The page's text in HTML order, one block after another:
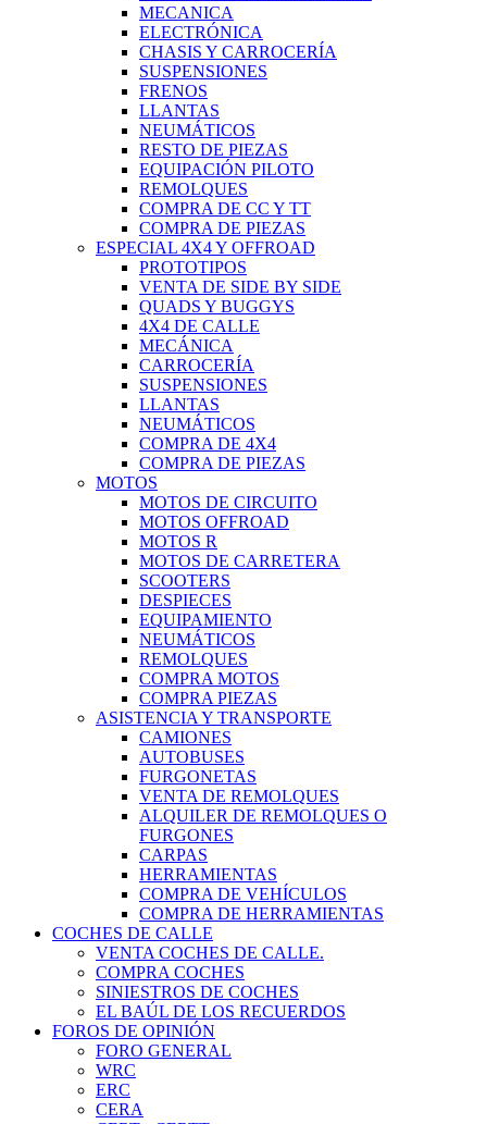
MECANICA
ELECTRÓNICA
CHASIS Y CARROCERÍA
SUSPENSIONES
FRENOS
LLANTAS
NEUMÁTICOS
RESTO DE PIEZAS
EQUIPACIÓN PILOTO
REMOLQUES
COMPRA DE CC Y TT
COMPRA DE PIEZAS
ESPECIAL 4X4 Y OFFROAD
PROTOTIPOS
VENTA DE SIDE BY SIDE
QUADS Y BUGGYS
4X4 DE CALLE
MECÁNICA
CARROCERÍA
SUSPENSIONES
LLANTAS
NEUMÁTICOS
COMPRA DE 4X4
COMPRA DE PIEZAS
MOTOS
MOTOS DE CIRCUITO
MOTOS OFFROAD
MOTOS R
MOTOS DE CARRETERA
SCOOTERS
DESPIECES
EQUIPAMIENTO
NEUMÁTICOS
REMOLQUES
COMPRA MOTOS
COMPRA PIEZAS
ASISTENCIA Y TRANSPORTE
CAMIONES
AUTOBUSES
FURGONETAS
VENTA DE REMOLQUES
ALQUILER DE REMOLQUES O
FURGONES
CARPAS
HERRAMIENTAS
COMPRA DE VEHÍCULOS
COMPRA DE HERRAMIENTAS
COCHES DE CALLE
VENTA COCHES DE CALLE.
COMPRA COCHES
SINIESTROS DE COCHES
EL BAÚL DE LOS RECUERDOS
FOROS DE OPINIÓN
FORO GENERAL
WRC
ERC
CERA